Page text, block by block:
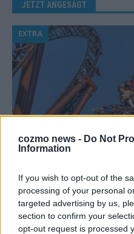
cozmo news - Do Not
Information
If you wish to opt-out of the
processing of your personal
targeted advertising by us,
section to confirm your
opt-out request is processed
JETZT ANGESAGT
Europa-Park
Café und
Überblick
EXTRA
Juni 2026